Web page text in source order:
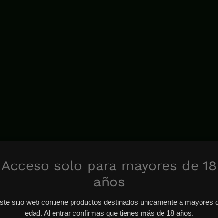
Acceso solo para mayores de 18
años
sitio web contiene productos destinados únicamente a mayores
edad. Al entrar confirmas que tienes más de 18 años.